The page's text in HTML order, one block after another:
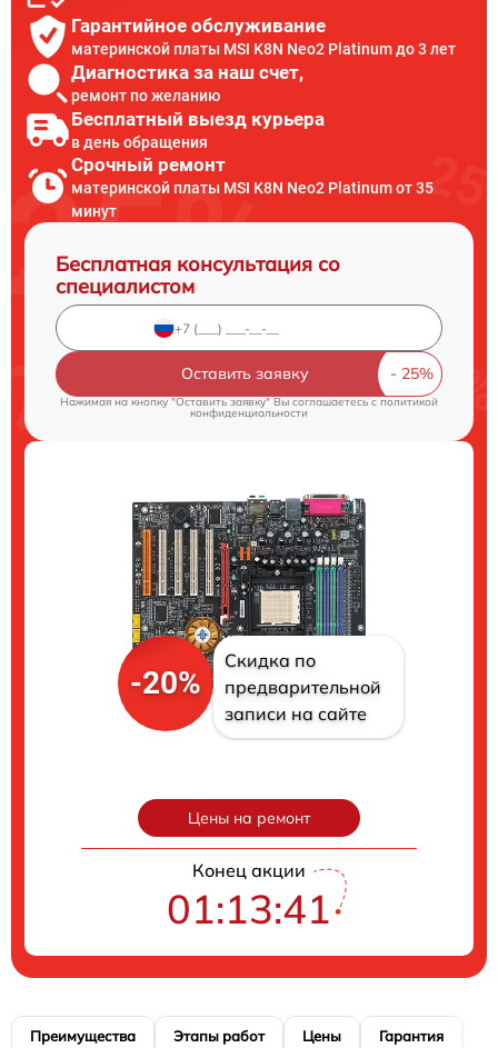
Гарантийное обслуживание
материнской платы MSI K8N Neo2 Platinum до 3 лет
Диагностика за наш счет,
ремонт по желанию
Бесплатный выезд курьера
в день обращения
Срочный ремонт
материнской платы MSI K8N Neo2 Platinum от 35
минут
Бесплатная консультация со
специалистом
Оставить заявку
Нажимая на кнопку "Оставить заявку" Вы соглашаетесь cполитикой
конфиденциальности
-20%
Скидка по
предварительной
записи на сайте
Цены на ремонт
Конец акции
01:13:40
Преимущества Этапы работ Цены Гарантия